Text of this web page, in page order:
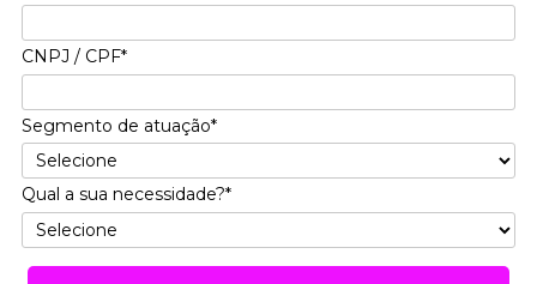
CNPJ / CPF*
Segmento de atuação*
Qual a sua necessidade?*